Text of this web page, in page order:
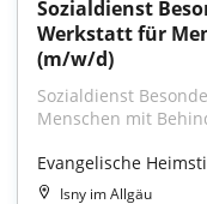
Sozialdienst
Werkstatt für
(m/w/d)
Sozialdienst
Menschen mit
Evangelische
Isny im Allgäu